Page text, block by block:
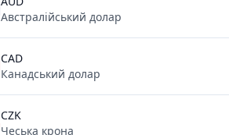
Австралійський долар
CAD
Канадський долар
CZK
Чеська крона